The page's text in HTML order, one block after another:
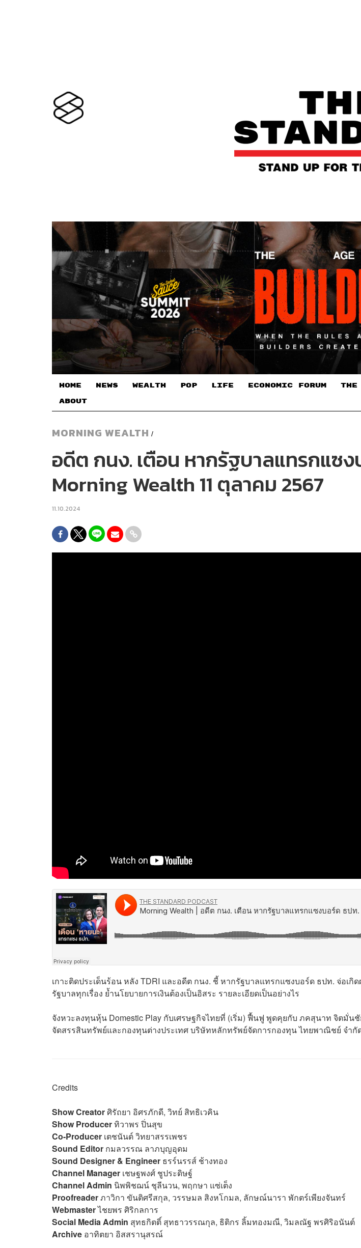
HOME NEWS WEALTH POP LIFE ECONOMIC FORUM THE
ABOUT
MORNING WEALTH /
อดีต กนง. เตือน หากรัฐบาลแทรกแซ
Morning Wealth 11 ตุลาคม 2567
11.10.2024
เกาะติดประเด็นร้อน หลัง TDRI และอดีต กนง. ชี้ หากรัฐบาลแทรกแซงบอร์ด ธปท. จ่อเกิ
รัฐบาลทุกเรื่อง ย้ำนโยบายการเงินต้องเป็นอิสระ รายละเอียดเป็นอย่างไร
จังหวะลงทุนหุ้น Domestic Play กับเศรษฐกิจไทยที่ (เริ่ม) ฟื้นฟู พูดคุยกับ ภคสุนาท จิตมั่นชั
จัดสรรสินทรัพย์และกองทุนต่างประเทศ บริษัทหลักทรัพย์จัดการกองทุน ไทยพาณิชย์ จำกั
Credits
Show Creatorศิรัถยา อิศรภักดี, วิทย์ สิทธิเวคิน
Show Producerทิวาพร ปิ่นสุข
Co-Producer เตชนันต์ วิทยาสรรเพชร
Sound Editor กมลวรรณ ลาภบุญอุดม
Sound Designer & Engineer ธรร์นรรส์ ช้างทอง
Channel Manager เชษฐพงศ์ ชูประดิษฐ์
Channel Admin นิพพิชฌน์ ชุลีนวน, พฤกษา แซ่เต็ง
Proofreaderภาวิกา ขันติศรีสกุล, วรรษมล สิงหโกมล, ลักษณ์นารา พักตร์เพียงจันทร์
Webmasterไชยพร ศิริกลการ
Social Media Admin สุทธกิตติ์​ สุทธาวรรณกุล, ธิติกร ลิ้มทองมณี, วิมลณัฐ พรศิริอนันต์
Archive อาทิตยา อิสสรานุสรณ์